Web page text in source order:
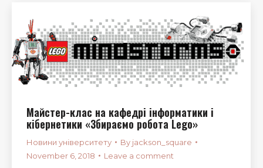
Майстер-клас на кафедрі інформатики і
кібернетики «Збираємо робота Lego»
Новини університету By jackson_square
November 6, 2018
Leave a comment